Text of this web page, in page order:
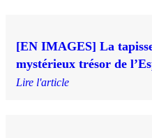
[EN IMAGES] La
mystérieux trésor de
Lire l'article